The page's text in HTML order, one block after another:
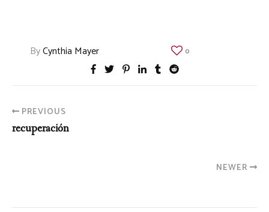
ByCynthia Mayer 0
PREVIOUS
recuperación
NEWER